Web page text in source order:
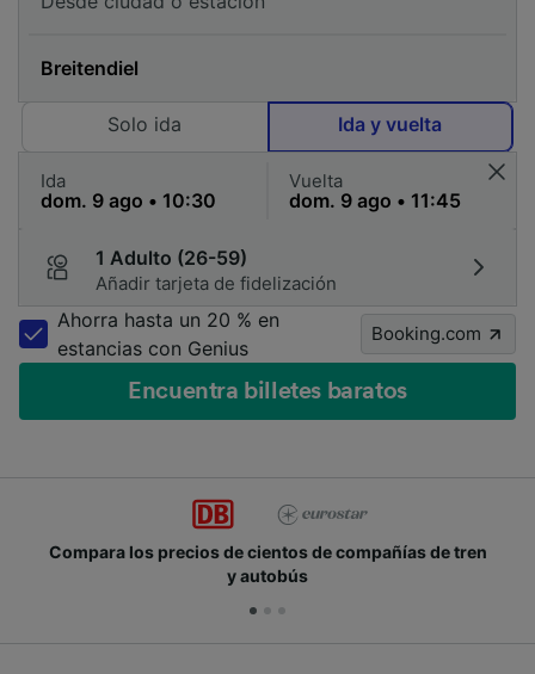
Solo ida Ida y vuelta
Ida Vuelta
1 Adulto (26-59)
Añadir tarjeta de fidelización
Ahorra hasta un 20 % en
estancias con Genius
Booking.com
Encuentra billetes baratos
Compara los precios de cientos de compañías de tren
y autobús